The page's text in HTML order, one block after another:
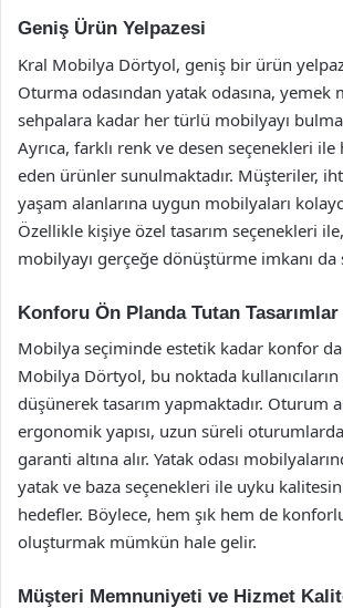
Geniş Ürün Yelpazesi
Kral Mobilya Dörtyol, geniş bir ürün
Oturma odasından yatak odasına, yemek
sehpalara kadar her türlü mobilyayı
Ayrıca, farklı renk ve desen seçenekleri
eden ürünler sunulmaktadır. Müşteriler,
yaşam alanlarına uygun mobilyaları
Özellikle kişiye özel tasarım seçenekleri
mobilyayı gerçeğe dönüştürme imkanı da
Konforu Ön Planda Tutan Tasarımlar
Mobilya seçiminde estetik kadar konfor
Mobilya Dörtyol, bu noktada kullanıcıların
düşünerek tasarım yapmaktadır. Oturum
ergonomik yapısı, uzun süreli
garanti altına alır. Yatak odası
yatak ve baza seçenekleri ile uyku
hedefler. Böylece, hem şık hem de
oluşturmak mümkün hale gelir.
Müşteri Memnuniyeti ve Hizmet